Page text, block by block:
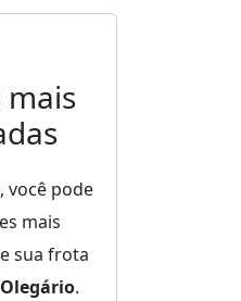
mais
você pode
mais
sua frota
.